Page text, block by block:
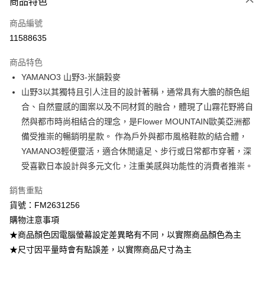
信用卡一次付款
信用卡分期付款
合作金庫商業銀行
華南商業銀行
上海商業儲蓄銀行
台北富邦商業銀行
國泰世華商業銀行
兆豐國際商業銀行
臺灣中小企業銀行
台中商業銀行
匯豐（台灣）商業銀行
華泰商業銀行
聯邦商業銀行
遠東國際商業銀行
元大商業銀行
永豐商業銀行
玉山商業銀行
星展（台灣）商業銀行
台灣樂天信用卡公司
6 期 0 利率 每期
華南商業銀行
彰化商業銀行
上海商業儲蓄銀行
台北富邦商業銀行
國泰世華商業銀行
兆豐國際商業銀行
臺灣中小企業銀行
台中商業銀行
匯豐（台灣）商業銀行
華泰商業銀行
聯邦商業銀行
遠東國際商業銀行
元大商業銀行
永豐商業銀行
玉山商業銀行
台灣樂天信用卡公司
12 期 0 利率 每期 NT$491
合作金庫商業銀行
第一商業銀行
上海商業儲蓄銀行
國泰世華商業銀行
兆豐國際商業銀行
臺灣中小企業銀行
台中商業銀行
匯豐（台灣）商業銀行
華泰商業銀行
元大商業銀行
玉山商業銀行
台新國際商業銀行
24 期 0 利率 每期NT$245 20家銀行
合作金庫商業銀行
第一商業銀行
華南商業銀行
彰化商業銀行
兆豐國際商業銀行
臺灣中小企業銀行
台中商業銀行
匯豐（台灣）商業銀行
遠東國際商業銀行
永豐商業銀行
星展（台灣）商業銀行
中國信託商業銀行
台灣樂天信用卡公司
LINE Pay
街口支付
悠遊付
ATM付款
運送方式
商品編號
11588635
商品特色
YAMANO3 山野3-米韻穀麥
山野3以其獨特且引人注目的設計著稱，通常具有大膽的顏色組
合、自然靈感的圖案以及不同材質的融合，體現了山霧花野將自
然與都市時尚相結合的理念，是Flower MOUNTAIN歐美亞洲都
備受推崇的暢銷明星款。 作為戶外與都市風格鞋款的結合體，
YAMANO3輕便靈活，適合休閒遠足、步行或日常都市穿著，深
受喜歡日本設計與多元文化，注重美感與功能性的消費者推崇。
銷售重點
貨號：FM2631256
購物注意事項
★商品顏色因電腦螢幕設定差異略有不同，以實際商品顏色為主
★尺寸因平量時會有點誤差，以實際商品尺寸為主